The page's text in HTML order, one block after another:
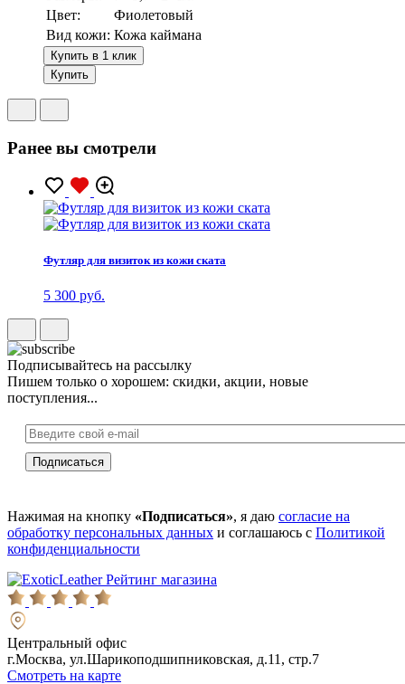
Цвет:
Фиолетовый
Вид кожи: Кожа каймана
Купить в 1 клик
Купить
Ранее вы смотрели
Футляр для визиток из кожи ската
5 300 руб.
Подписывайтесь на рассылку
Пишем только о хорошем: скидки, акции, новые
поступления...
Нажимая на кнопку «Подписаться», я даю согласие на
обработку персональных данных и соглашаюсь с Политикой
конфиденциальности
Рейтинг магазина
Центральный офис
г.Москва, ул.Шарикоподшипниковская, д.11, стр.7
Смотреть на карте